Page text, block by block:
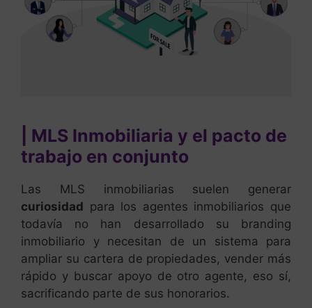
| MLS Inmobiliaria y el pacto de
trabajo en conjunto
Las MLS inmobiliarias suelen generar
curiosidad para los agentes inmobiliarios que
todavía no han desarrollado su branding
inmobiliario y necesitan de un sistema para
ampliar su cartera de propiedades, vender más
rápido y buscar apoyo de otro agente, eso sí,
sacrificando parte de sus honorarios.